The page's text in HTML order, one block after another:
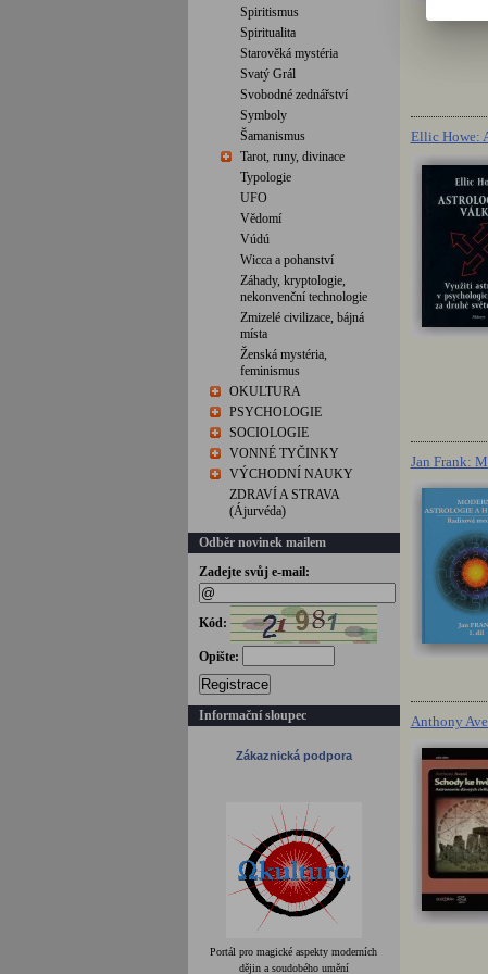
Spiritismus
Spiritualita
Starověká mystéria
Svatý Grál
Svobodné zednářství
Symboly
Šamanismus
Tarot, runy, divinace
Typologie
UFO
Vědomí
Vúdú
Wicca a pohanství
Záhady, kryptologie,
nekonvenční technologie
Zmizelé civilizace, bájná
místa
Ženská mystéria,
feminismus
OKULTURA
PSYCHOLOGIE
SOCIOLOGIE
VONNÉ TYČINKY
VÝCHODNÍ NAUKY
ZDRAVÍ A STRAVA
(Ájurvéda)
Odběr novinek mailem
Zadejte svůj e-mail:
Kód:
Opište:
Registrace
Informační sloupec
Zákaznická podpora
Portál pro magické aspekty moderních
dějin a soudobého umění
Ellic Howe:
Jan Frank:
Anthony